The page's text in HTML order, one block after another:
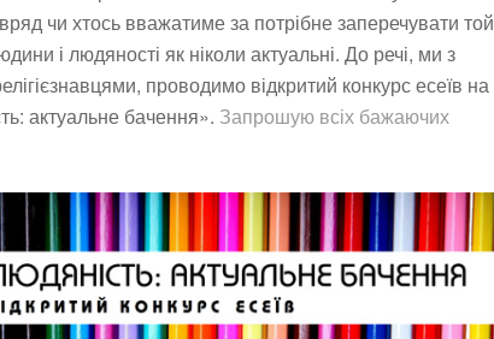
чи хтось вважатиме за потрібне заперечувати той
і людяності як ніколи актуальні. До речі, ми з
проводимо відкритий конкурс есеїв на
актуальне бачення». Запрошую всіх бажаючих